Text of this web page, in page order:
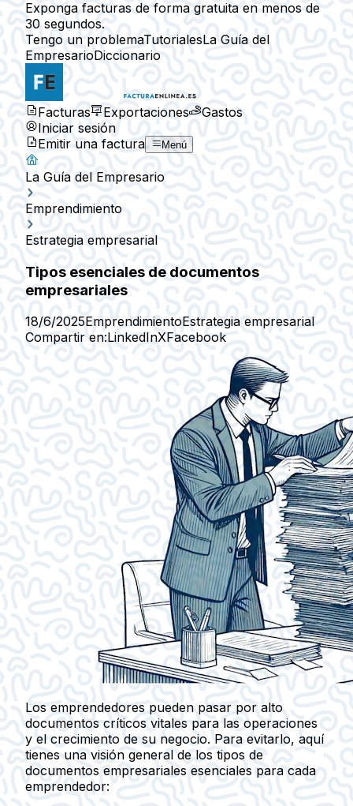
Exponga facturas de forma gratuita en menos de
30 segundos.
Tengo un problemaTutorialesLa Guía del
EmpresarioDiccionario
Facturas Exportaciones
Gastos
Iniciar sesión
Emitir una factura
Menú
La Guía del Empresario
Emprendimiento
Estrategia empresarial
Tipos esenciales de documentos
empresariales
18/6/2025EmprendimientoEstrategia empresarial
Compartir en:LinkedInXFacebook
Los emprendedores pueden pasar por alto
documentos críticos vitales para las operaciones
y el crecimiento de su negocio. Para evitarlo, aquí
tienes una visión general de los tipos de
documentos empresariales esenciales para cada
emprendedor: